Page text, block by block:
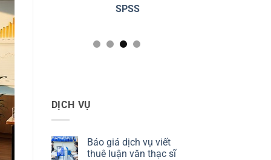
SPSS
DỊCH VỤ
Báo giá dịch vụ viết
thuê luận văn thạc sĩ